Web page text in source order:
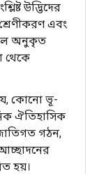
উদ্ভিদের
এবং
অনুকৃত
থেকে
যে, কোনো ভূ-
ঐতিহাসিক
গঠন,
হয়।